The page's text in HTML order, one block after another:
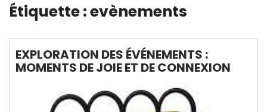
Étiquette :evènements
EXPLORATION DES ÉVÉNEMENTS :
MOMENTS DE JOIE ET DE CONNEXION